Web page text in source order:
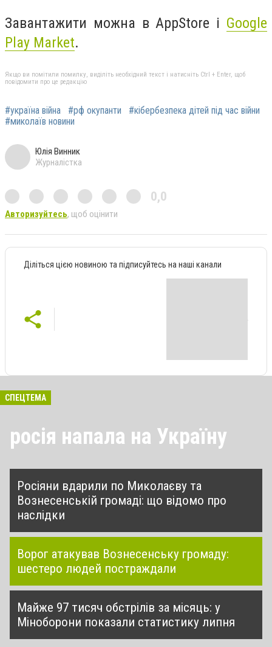
Завантажити можна в AppStore і Google
Play Market.
Якщо ви помітили помилку, виділіть необхідний текст і натисніть Ctrl + Enter, щоб
повідомити про це редакцію
#україна війна #рф окупанти
#кібербезпека дітей під час війни
#миколаїв новини
Юлія Винник
Журналістка
0,0
Авторизуйтесь, щоб оцінити
Діліться цією новиною та підписуйтесь на наші канали
СПЕЦТЕМА
росія напала на Україну
Росіяни вдарили по Миколаєву та
Вознесенській громаді: що відомо про
наслідки
Ворог атакував Вознесенську громаду:
шестеро людей постраждали
Майже 97 тисяч обстрілів за місяць: у
Міноборони показали статистику липня